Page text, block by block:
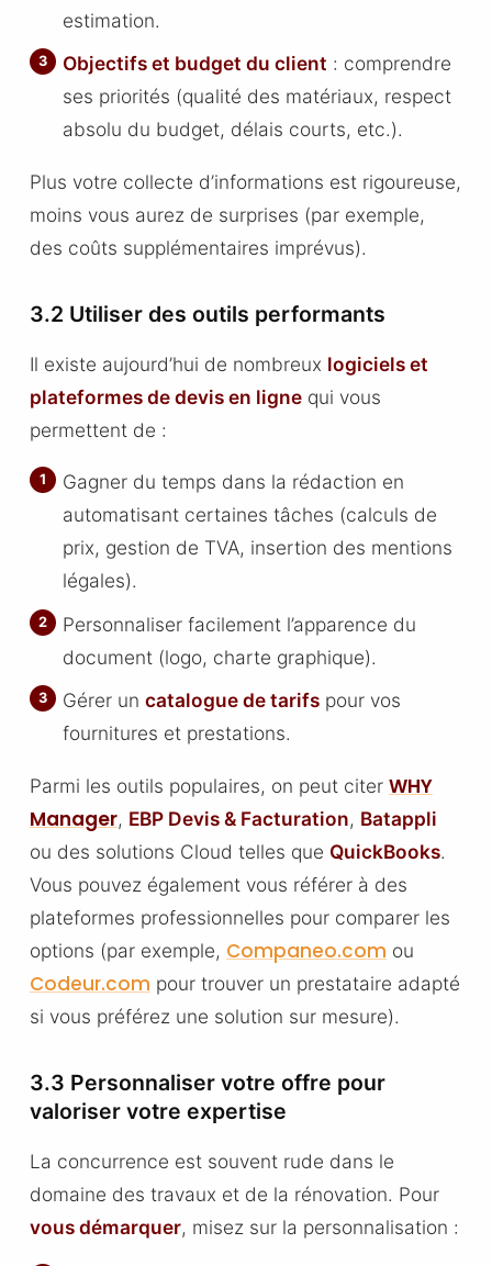
estimation.
Objectifs et budget du client : comprendre
ses priorités (qualité des matériaux, respect
absolu du budget, délais courts, etc.).
Plus votre collecte d’informations est rigoureuse,
moins vous aurez de surprises (par exemple,
des coûts supplémentaires imprévus).
3.2 Utiliser des outils performants
Il existe aujourd’hui de nombreux logiciels et
plateformes de devis en lignequi vous
permettent de :
Gagner du temps dans la rédaction en
automatisant certaines tâches (calculs de
prix, gestion de TVA, insertion des mentions
légales).
Personnaliser facilement l’apparence du
document (logo, charte graphique).
Gérer uncatalogue de tarifs pour vos
fournitures et prestations.
Parmi les outils populaires, on peut citer WHY
Manager, EBP Devis & Facturation, Batappli
ou des solutions Cloud telles que QuickBooks.
Vous pouvez également vous référer à des
plateformes professionnelles pour comparer les
options (par exemple, Companeo.com ou
Codeur.com pour trouver un prestataire adapté
si vous préférez une solution sur mesure).
3.3 Personnaliser votre offre pour
valoriser votre expertise
La concurrence est souvent rude dans le
domaine des travaux et de la rénovation. Pour
vous démarquer, misez sur la personnalisation :